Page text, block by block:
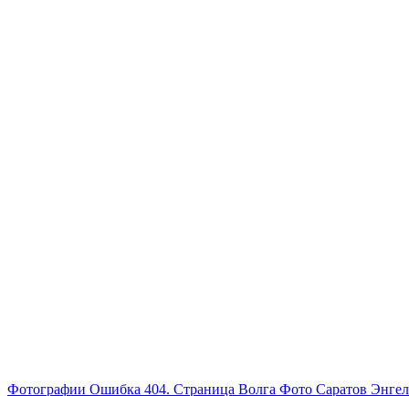
Фотографии Ошибка 404. Страница Волга Фото Саратов